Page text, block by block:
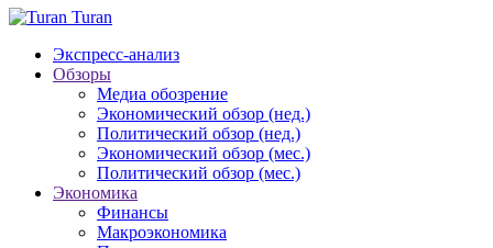
Turan
Экспресс-анализ
Обзоры
Медиа обозрение
Экономический обзор (нед.)
Политический обзор (нед.)
Экономический обзор (мес.)
Политический обзор (мес.)
Экономика
Финансы
Макроэкономика